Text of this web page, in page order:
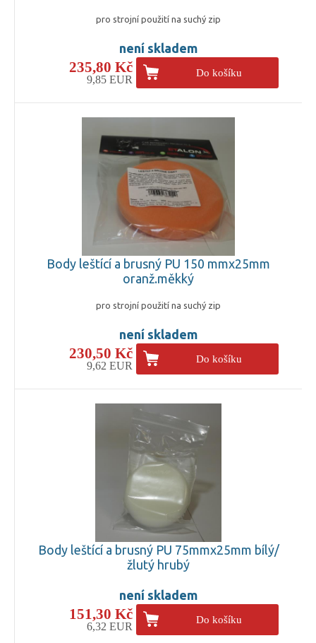
pro strojní použití na suchý zip
není skladem
235,80 Kč
9,85 EUR
Do košíku
Body leštící a brusný PU 150 mmx25mm
oranž.měkký
pro strojní použití na suchý zip
není skladem
230,50 Kč
9,62 EUR
Do košíku
Body leštící a brusný PU 75mmx25mm bílý/
žlutý hrubý
není skladem
151,30 Kč
6,32 EUR
Do košíku